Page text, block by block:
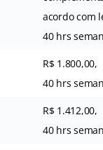
acordo com
40 hrs
R$ 1.800,00,
40 hrs
R$ 1.412,00,
40 hrs